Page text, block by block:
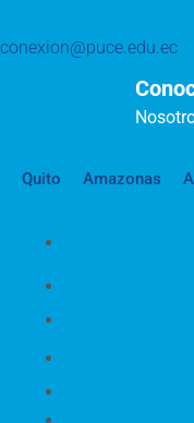
conexion@puce.edu.ec
Quito Amazonas